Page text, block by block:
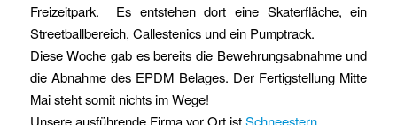
Freizeitpark. Es entstehen dort eine Skaterfläche, ein
Streetballbereich, Callestenics und ein Pumptrack.
Diese Woche gab es bereits die Bewehrungsabnahme und
die Abnahme des EPDM Belages. Der Fertigstellung Mitte
Mai steht somit nichts im Wege!
Unsere ausführende Firma vor Ort istSchneestern